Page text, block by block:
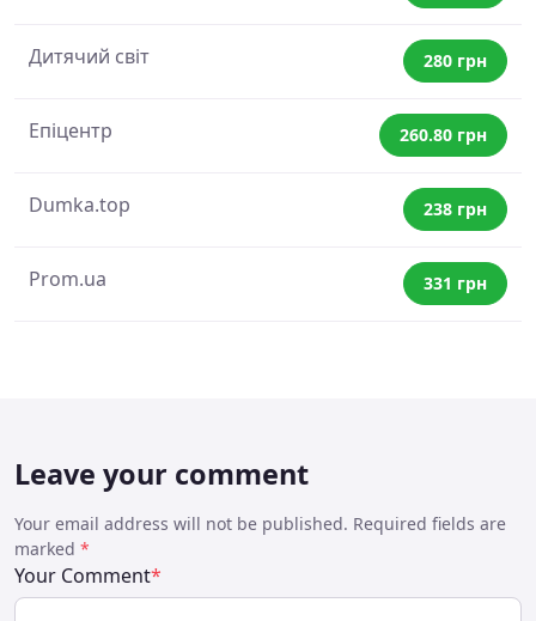
Дитячий світ 280 грн
Епіцентр 260.80 грн
Dumka.top 238 грн
Prom.ua 331 грн
Leave your comment
Your email address will not be published. Required fields are
marked *
Your Comment*